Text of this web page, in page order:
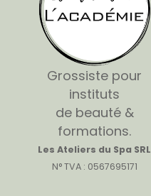
Grossiste pour
instituts
de beauté &
formations.
Les Ateliers du Spa SRL
N° TVA : 0567695171